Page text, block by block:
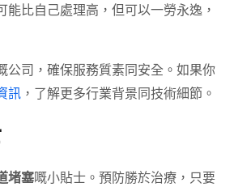
能比自己處理高，但可以一勞永逸，
公司，確保服務質素同安全。如果你
訊，了解更多行業背景同技術細節。
堵塞嘅小貼士。預防勝於治療，只要